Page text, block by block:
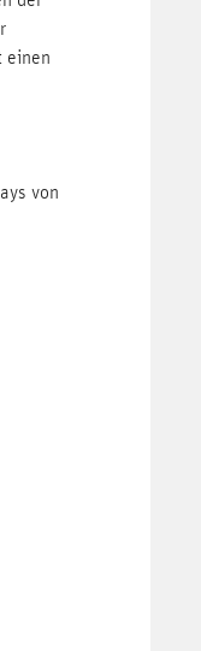
einen
von